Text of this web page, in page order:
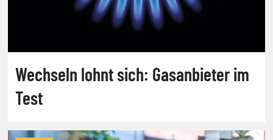
Wechseln lohnt sich: Gasanbieter im
Test